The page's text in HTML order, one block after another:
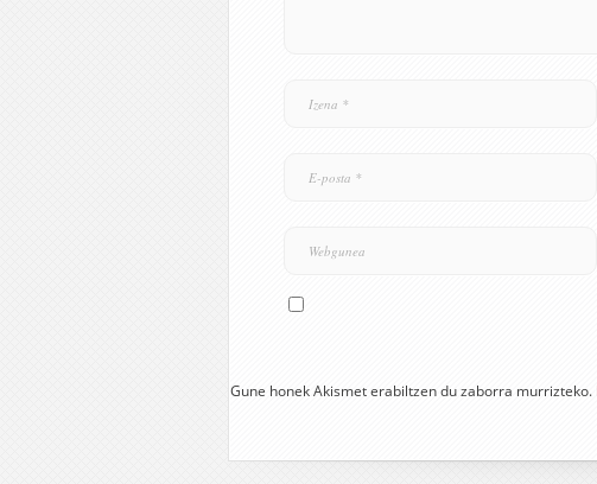
Gune honek Akismet erabiltzen du zaborra murrizteko.